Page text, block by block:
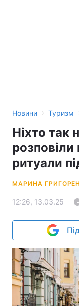
Новини › Туризм
Ніхто так
розповіли
ритуали
МАРИНА
12:26, 13.03.25